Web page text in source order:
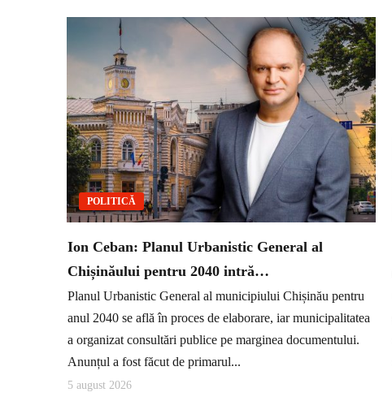
POLITICĂ
Ion Ceban: Planul Urbanistic General al
Chișinăului pentru 2040 intră…
Planul Urbanistic General al municipiului Chișinău pentru
anul 2040 se află în proces de elaborare, iar municipalitatea
a organizat consultări publice pe marginea documentului.
Anunțul a fost făcut de primarul...
5 august 2026